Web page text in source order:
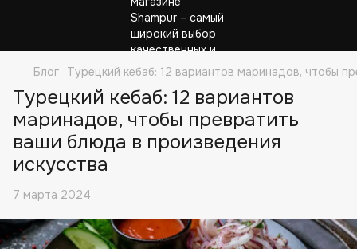
Блог Турецкий кебаб: 12 вариантов маринадов, чтобы
Турецкий кебаб: 12 вариантов
маринадов, чтобы превратить
ваши блюда в произведения
искусства
7 марта 2024